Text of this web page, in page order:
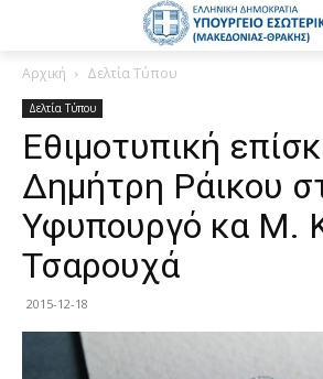
Αρχική Δελτία Τύπου
Δελτία Τύπου
Εθιμοτυπική
Δημήτρη Ράικου
Υφυπουργό κα Μ.
Τσαρουχά
2015-12-18